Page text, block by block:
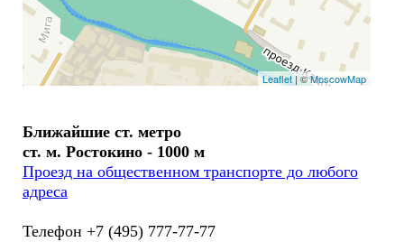
Leaflet| ©MoscowMap
Ближайшие ст. метро
ст. м. Ростокино - 1000 м
Проезд на общественном транспорте до любого
адреса
Телефон +7 (495) 777-77-77